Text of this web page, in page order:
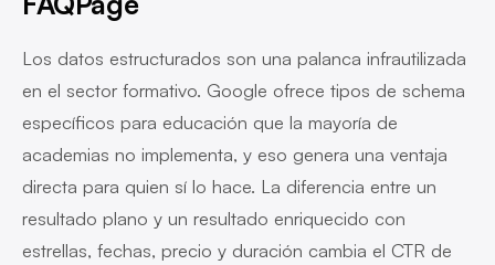
Los datos estructurados son una palanca infrautilizada
en el sector formativo. Google ofrece tipos de schema
específicos para educación que la mayoría de
academias no implementa, y eso genera una ventaja
directa para quien sí lo hace. La diferencia entre un
resultado plano y un resultado enriquecido con
estrellas, fechas, precio y duración cambia el CTR de